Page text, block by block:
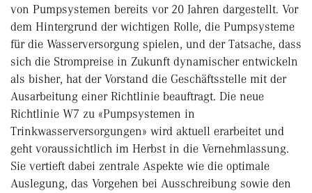
von Pumpsystemen bereits vor 20 Jahren dargestellt. Vor
dem Hintergrund der wichtigen Rolle, die Pumpsysteme
für die Wasserversorgung spielen, und der Tatsache, dass
sich die Strompreise in Zukunft dynamischer entwickeln
als bisher, hat der Vorstand die Geschäftsstelle mit der
Ausarbeitung einer Richtlinie beauftragt. Die neue
Richtlinie W7 zu «Pumpsystemen in
Trinkwasserversorgungen» wird aktuell erarbeitet und
geht voraussichtlich im Herbst in die Vernehmlassung.
Sie vertieft dabei zentrale Aspekte wie die optimale
Auslegung, das Vorgehen bei Ausschreibung sowie den